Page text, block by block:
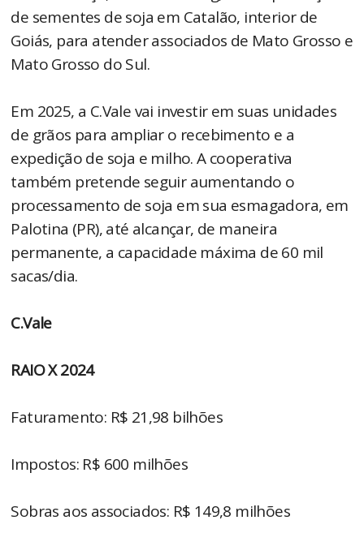
de sementes de soja em Catalão, interior de
Goiás, para atender associados de Mato Grosso e
Mato Grosso do Sul.
Em 2025, a C.Vale vai investir em suas unidades
de grãos para ampliar o recebimento e a
expedição de soja e milho. A cooperativa
também pretende seguir aumentando o
processamento de soja em sua esmagadora, em
Palotina (PR), até alcançar, de maneira
permanente, a capacidade máxima de 60 mil
sacas/dia.
C.Vale
RAIO X 2024
Faturamento: R$ 21,98 bilhões
Impostos: R$ 600 milhões
Sobras aos associados: R$ 149,8 milhões